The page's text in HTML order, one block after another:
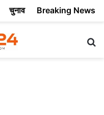
चुनाव Breaking News